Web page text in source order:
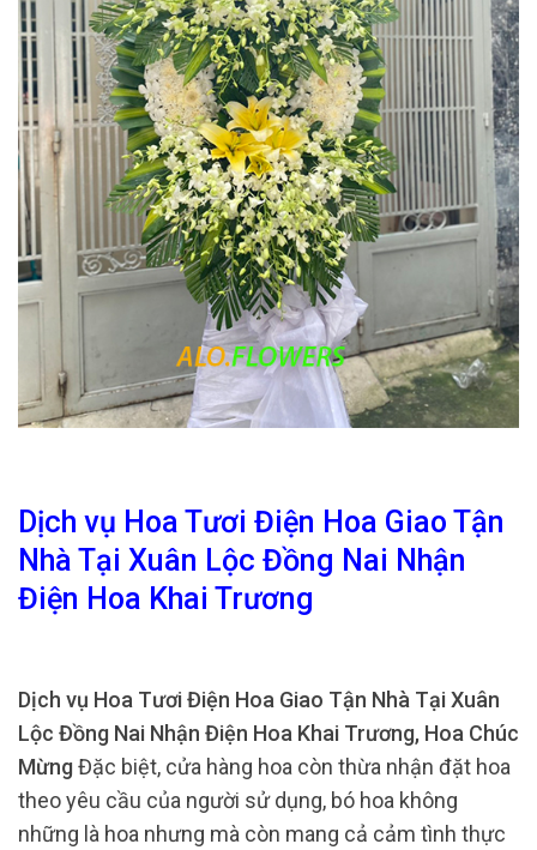
Dịch vụ Hoa Tươi Điện Hoa Giao Tận
Nhà Tại Xuân Lộc Đồng Nai Nhận
Điện Hoa Khai Trương
Dịch vụ Hoa Tươi Điện Hoa Giao Tận Nhà Tại Xuân
Lộc Đồng Nai Nhận Điện Hoa Khai Trương, Hoa Chúc
MừngĐặc biệt, cửa hàng hoa còn thừa nhận đặt hoa
theo yêu cầu của người sử dụng, bó hoa không
những là hoa nhưng mà còn mang cả cảm tình thực